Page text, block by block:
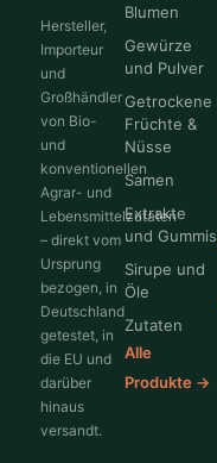
Hersteller,
Importeur
und
Großhändler
von Bio-
und
konventionellen
Agrar- und
Lebensmittelzutaten
– direkt vom
Ursprung
bezogen, in
Deutschland
getestet, in
die EU und
darüber
hinaus
versandt.
Blumen
Gewürze
und Pulver
Getrockene
Früchte &
Nüsse
Samen
Extrakte
und Gummis
Sirupe und
Öle
Zutaten
Alle
Produkte →